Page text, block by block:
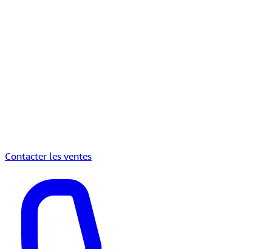
Contacter les ventes